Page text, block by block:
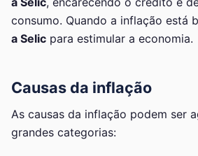
consumo. Quando a inflação está
a Selic para estimular a economia.
Causas da inflação
As causas da inflação podem ser
grandes categorias: